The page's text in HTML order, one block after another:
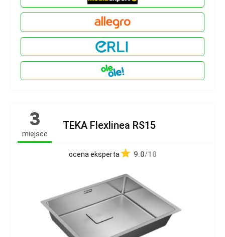
3
miejsce
TEKA Flexlinea RS15
ocena eksperta 9.0/10